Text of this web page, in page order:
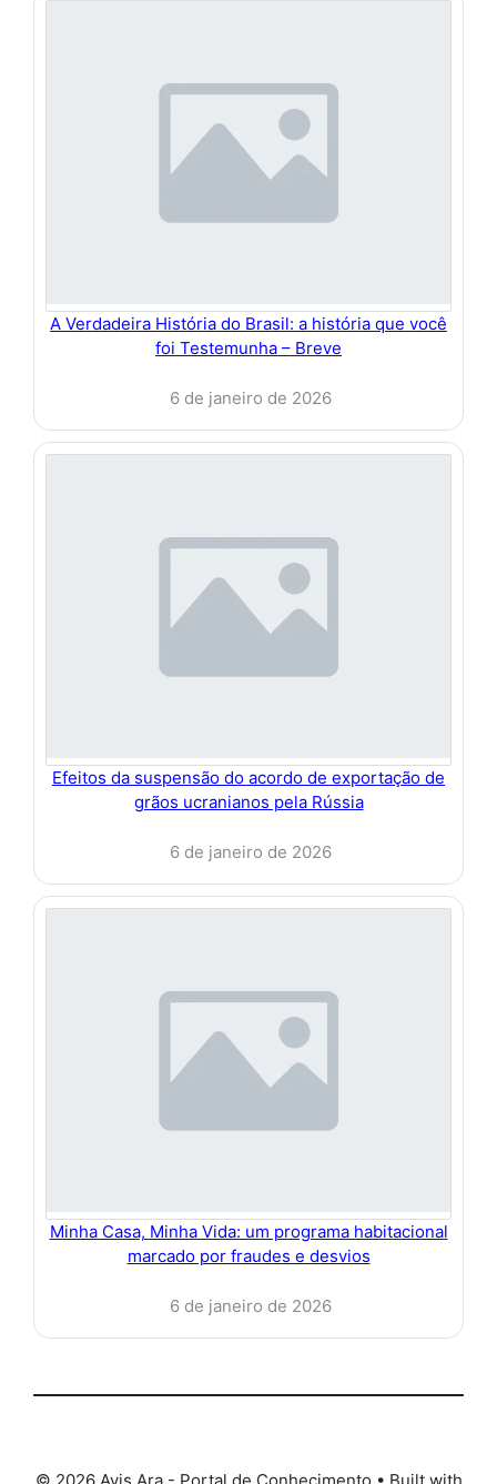
A Verdadeira História do Brasil: a história que você
foi Testemunha – Breve
6 de janeiro de 2026
Efeitos da suspensão do acordo de exportação de
grãos ucranianos pela Rússia
6 de janeiro de 2026
Minha Casa, Minha Vida: um programa habitacional
marcado por fraudes e desvios
6 de janeiro de 2026